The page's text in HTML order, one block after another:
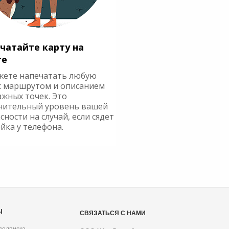
карту на
напечатать любую
маршрутом и описанием
точек. Это
уровень вашей
на случай, если сядет
у телефона.
СВЯЗАТЬСЯ С НАМИ